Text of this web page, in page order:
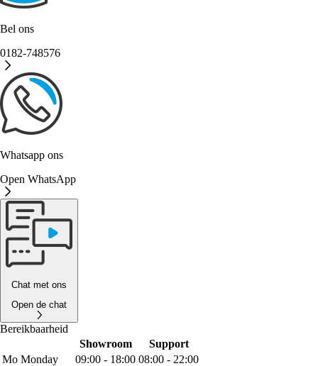
Bel ons
0182-748576
Whatsapp ons
Open WhatsApp
Chat met ons
Open de chat
Bereikbaarheid
Showroom
Support
Mo Monday 09:00 - 18:00 08:00 - 22:00